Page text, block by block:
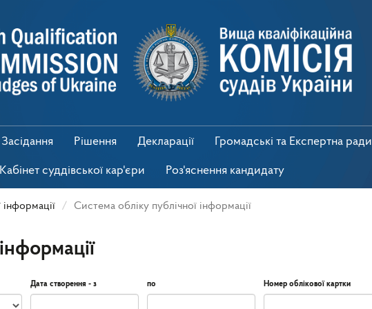
Засідання Рішення Декларації Громадські та Експертна ради
Кабінет суддівської кар'єри Роз'яснення кандидату
Система обліку публічної інформації
Дата створення - з по Номер облікової картки